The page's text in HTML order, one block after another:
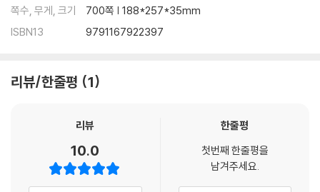
Ⅴ. e-HRM의 도입 효과 67
Ⅵ. e-HRM의 성공적 도입전략 69
제1장 직무관리에 대한 이해 74
Ⅰ. 직무분석(job analysis)의 개념 75
Ⅱ. 직무 및 관련 개념 75
제2절 직무분석의 목적 및 활용 77
Ⅰ. 직무분석의 목적 77
쪽수, 무게, 크기
700쪽 | 188*257*35mm
ISBN13
9791167922397
리뷰/한줄평 1
리뷰
10.0
한줄평
첫번째 한줄평을
남겨주세요.